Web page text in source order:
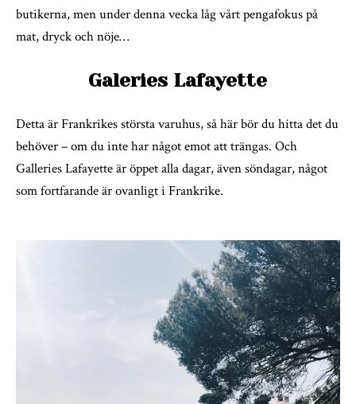
butikerna, men under denna vecka låg vårt pengafokus på
mat, dryck och nöje…
Galeries Lafayette
Detta är Frankrikes största varuhus, så här bör du hitta det du
behöver – om du inte har något emot att trängas. Och
Galleries Lafayette är öppet alla dagar, även söndagar, något
som fortfarande är ovanligt i Frankrike.